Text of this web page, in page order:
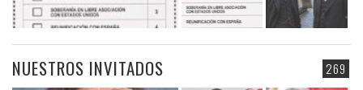
269
NUESTROS INVITADOS